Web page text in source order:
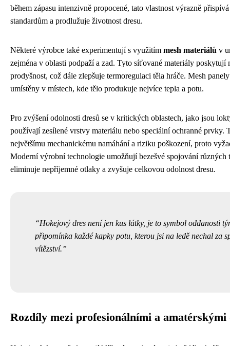
během zápasu intenzivně propocené, tato vlastnost výrazně
standardům a prodlužuje životnost dresu.
Některé výrobce také experimentují s využitím mesh materiálů v
zejména v oblasti podpaží a zad. Tyto síťované materiály poskytují
prodyšnost, což dále zlepšuje termoregulaci těla hráče. Mesh
umístěny v místech, kde tělo produkuje nejvíce tepla a potu.
Pro zvýšení odolnosti dresů se v kritických oblastech, jako jsou
používají zesílené vrstvy materiálu nebo speciální ochranné prvky.
největšímu mechanickému namáhání a riziku poškození, proto
Moderní výrobní technologie umožňují bezešvé spojování různých
eliminuje nepříjemné otlaky a zvyšuje celkovou odolnost dresu.
Hokejový dres není jen kus látky, je to symbol oddanosti
připomínka každé kapky potu, kterou jsi na ledě nechal za
vítězství.
Rozdíly mezi profesionálními a amatérskými